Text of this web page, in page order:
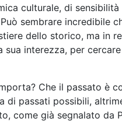
culturale, di
sembrare incredibile
dello storico, ma in
sua interezza, per
Che il passato è
di passati possibili,
come già segnalato da